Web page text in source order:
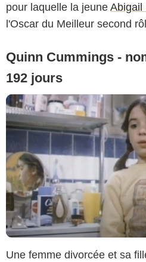
pour laquelle la jeune Abigail
l'Oscar du Meilleur second
Quinn Cummings -
192 jours
Une femme divorcée et sa